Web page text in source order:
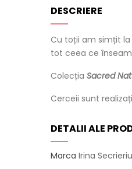
DESCRIERE
Cu toții am simțit
tot ceea ce
Colecția Sacred
Cerceii sunt
DETALII ALE
Marca Irina Secrieriu